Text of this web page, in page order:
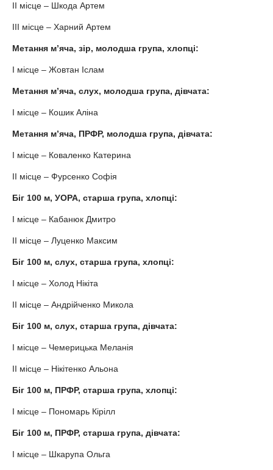
ІІ місце – Шкода Артем
ІІІ місце – Харний Артем
Метання м’яча, зір, молодша група, хлопці:
І місце – Жовтан Іслам
Метання м’яча, слух, молодша група, дівчата:
І місце – Кошик Аліна
Метання м’яча, ПРФР, молодша група, дівчата:
І місце – Коваленко Катерина
ІІ місце – Фурсенко Софія
Біг 100 м, УОРА, старша група, хлопці:
І місце – Кабанюк Дмитро
ІІ місце – Луценко Максим
Біг 100 м, слух, старша група, хлопці:
І місце – Холод Нікіта
ІІ місце – Андрійченко Микола
Біг 100 м, слух, старша група, дівчата:
І місце – Чемерицька Меланія
ІІ місце – Нікітенко Альона
Біг 100 м, ПРФР, старша група, хлопці:
І місце – Пономарь Кірілл
Біг 100 м, ПРФР, старша група, дівчата:
І місце – Шкарупа Ольга